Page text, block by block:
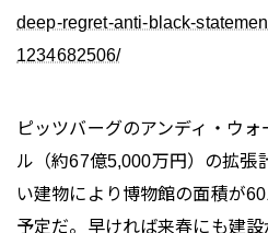
deep-regret-anti-black-
1234682506/
ピッツバーグのアンディ・ウ
ル（約67億5,000万円）の拡張
い建物により博物館の面積が
予定だ。早ければ来春にも建設